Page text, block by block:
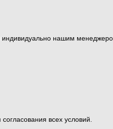
индивидуально нашим
всех условий.